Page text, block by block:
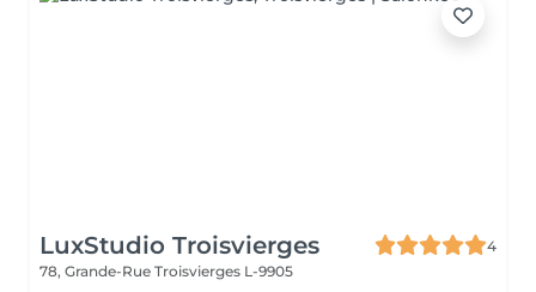
LuxStudio Troisvierges
4
78, Grande-Rue Troisvierges L-9905